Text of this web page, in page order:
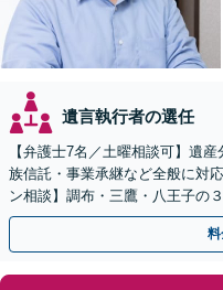
遺言執行者の選任
【弁護士7名／土曜相談可】遺
族信託・事業承継など全般に対
ン相談】調布・三鷹・八王子の
談など有料相談になるものもご
料